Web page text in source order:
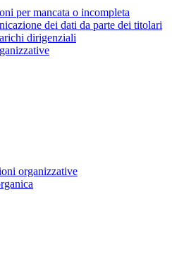
per mancata o incompleta
dei dati da parte dei titolari
dirigenziali
organizzative